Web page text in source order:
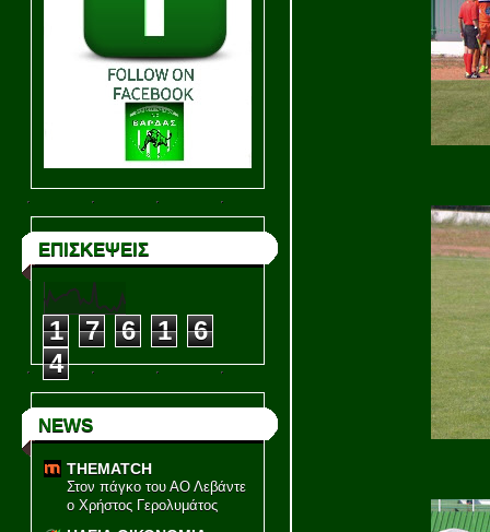
ΕΠΙΣΚΕΨΕΙΣ
1 7 6 1
6
4
NEWS
THEMATCH
Στον πάγκο του ΑΟ Λεβάντε
ο Χρήστος Γερολυμάτος